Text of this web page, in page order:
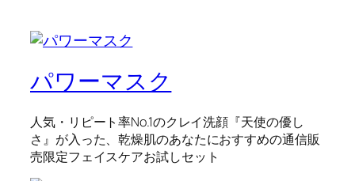
パワーマスク
人気・リピート率No.1のクレイ洗顔『天使の優し
さ』が入った、乾燥肌のあなたにおすすめの通信販
売限定フェイスケアお試しセット